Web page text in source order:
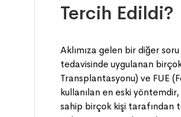
Tercih Edildi?
Aklımıza gelen bir diğer
tedavisinde uygulanan
Transplantasyonu) ve FUE
kullanılan en eski
sahip birçok kişi tarafından